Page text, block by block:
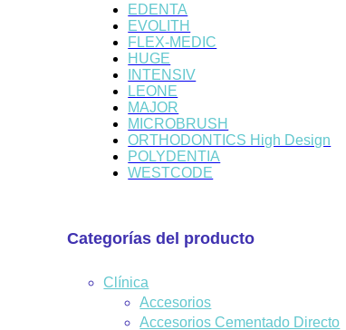
EDENTA
EVOLITH
FLEX-MEDIC
HUGE
INTENSIV
LEONE
MAJOR
MICROBRUSH
ORTHODONTICS High Design
POLYDENTIA
WESTCODE
Categorías del producto
Clínica
Accesorios
Accesorios Cementado Directo